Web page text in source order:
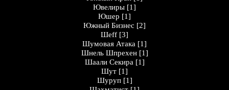
Ювелиры [1]
Юшер [1]
Южный Бизнес [2]
Шеff [3]
Шумовая Атака [1]
Шнель Шпрехен [1]
Шаали Секира [1]
Шут [1]
Шуруп [1]